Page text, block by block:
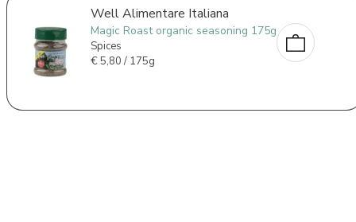
Well Alimentare Italiana
Magic Roast organic seasoning 175g
Spices
€5,80 / 175g